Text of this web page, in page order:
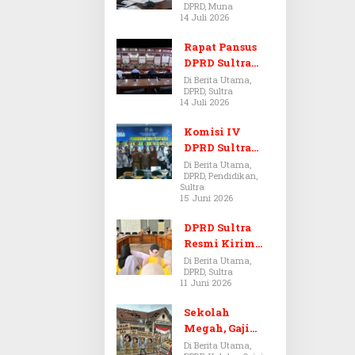
Dugaan Jual
Beli Tanah
Bermasalah di
Muna
DPRD, Muna
14 Juli 2026
Rapat Pansus
DPRD Sultra
Diskors Dua
Kali Akibat
Ketidakhadira
n Pj Sekda
Di Berita Utama,
DPRD, Sultra
14 Juli 2026
Komisi IV
DPRD Sultra
Kawal Hak
Guru,
Rencanakan
Pendidikan
Di Berita Utama,
DPRD, Pendidikan,
Sultra
15 Juni 2026
DPRD Sultra
Resmi Kirim
Aspirasi Tolak
Peraturan
BPOM No. 5
Tahun 2026 ke
Komisi IX DPR
Di Berita Utama,
DPRD, Sultra
11 Juni 2026
Sekolah
Megah, Gaji
Guru Berdarah-
Di Berita Utama,